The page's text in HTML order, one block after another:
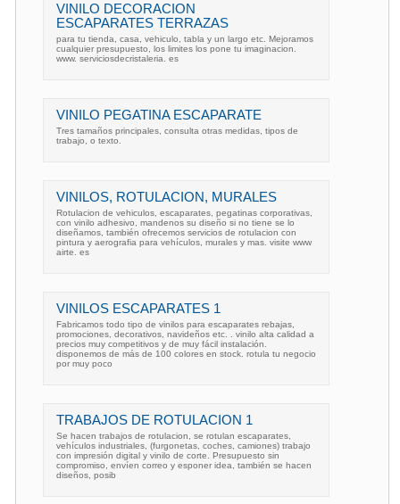
VINILO DECORACION
ESCAPARATES TERRAZAS
para tu tienda, casa, vehiculo, tabla y un largo etc. Mejoramos
cualquier presupuesto, los limites los pone tu imaginacion.
www. serviciosdecristaleria. es
VINILO PEGATINA ESCAPARATE
Tres tamaños principales, consulta otras medidas, tipos de
trabajo, o texto.
VINILOS, ROTULACION, MURALES
Rotulacion de vehiculos, escaparates, pegatinas corporativas,
con vinilo adhesivo, mandenos su diseño si no tiene se lo
diseñamos, también ofrecemos servicios de rotulacion con
pintura y aerografia para vehículos, murales y mas. visite www
airte. es
VINILOS ESCAPARATES 1
Fabricamos todo tipo de vinilos para escaparates rebajas,
promociones, decorativos, navideños etc. . vinilo alta calidad a
precios muy competitivos y de muy fácil instalación.
disponemos de más de 100 colores en stock. rotula tu negocio
por muy poco
TRABAJOS DE ROTULACION 1
Se hacen trabajos de rotulacion, se rotulan escaparates,
vehículos industriales, (furgonetas, coches, camiones) trabajo
con impresión digital y vinilo de corte. Presupuesto sin
compromiso, envíen correo y esponer idea, también se hacen
diseños, posib